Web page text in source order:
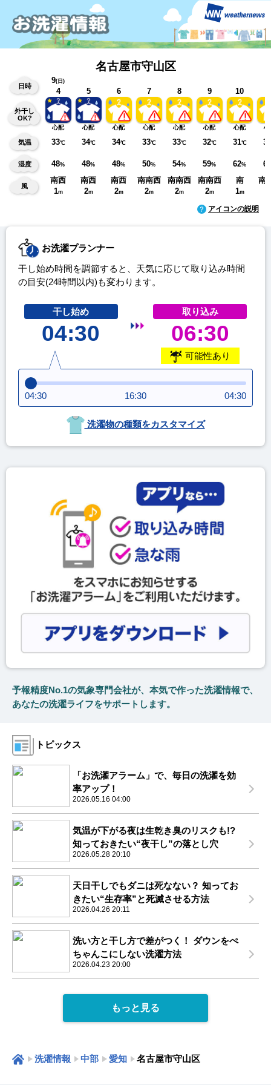
名古屋市守山区
日時
外干し
OK?
気温
湿度
風
9(日)
4
心配
33℃
48%
南西
1m
5
心配
34℃
48%
南西
2m
6
心配
34℃
48%
南西
2m
7
心配
33℃
50%
南南西
2m
8
心配
33℃
54%
南南西
2m
9
心配
32℃
59%
南南西
2m
10
心配
31℃
62%
南
1m
心
30
65
南
アイコンの説明
お洗濯プランナー
干し始め時間を調節すると、天気に応じて取り込み時間
の目安(24時間以内)も変わります。
干し始め
04:30
取り込み
06:30
可能性あり
04:30 16:30 04:30
洗濯物の種類をカスタマイズ
予報精度No.1の気象専門会社が、本気で作った洗濯情報で、
あなたの洗濯ライフをサポートします。
トピックス
「お洗濯アラーム」で、毎日の洗濯を効
率アップ！
2026.05.16 04:00
気温が下がる夜は生乾き臭のリスクも!?
知っておきたい“夜干し”の落とし穴
2026.05.28 20:10
天日干しでもダニは死なない？ 知ってお
きたい“生存率”と死滅させる方法
2026.04.26 20:11
洗い方と干し方で差がつく！ ダウンをぺ
ちゃんこにしない洗濯方法
2026.04.23 20:00
もっと見る
洗濯情報 中部 愛知 名古屋市守山区